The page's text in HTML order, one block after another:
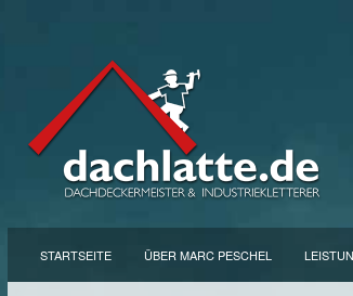
STARTSEITE ÜBER MARC PESCHEL